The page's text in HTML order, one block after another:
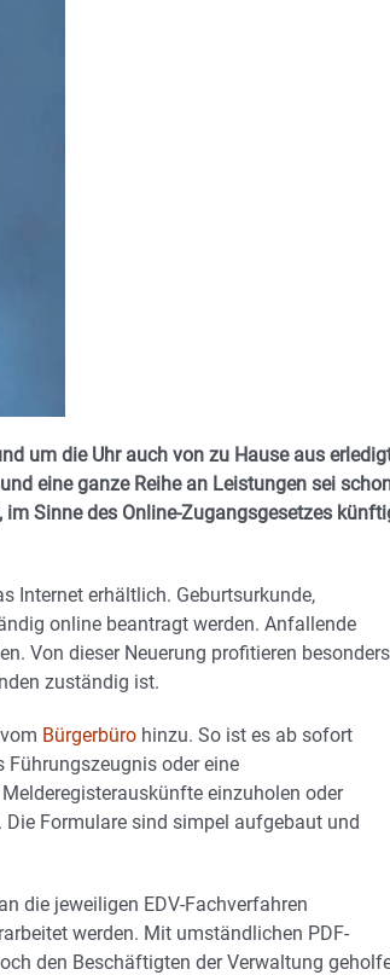
um die Uhr auch von zu Hause aus
eine ganze Reihe an Leistungen sei
Sinne des Online-Zugangsgesetzes
Internet erhältlich. Geburtsurkunde,
online beantragt werden. Anfallende
Von dieser Neuerung profitieren besonders
zuständig ist.
Bürgerbüro hinzu. So ist es ab sofort
Führungszeugnis oder eine
einzuholen oder
Formulare sind simpel aufgebaut und
die jeweiligen EDV-Fachverfahren
werden. Mit umständlichen PDF-
den Beschäftigten der Verwaltung